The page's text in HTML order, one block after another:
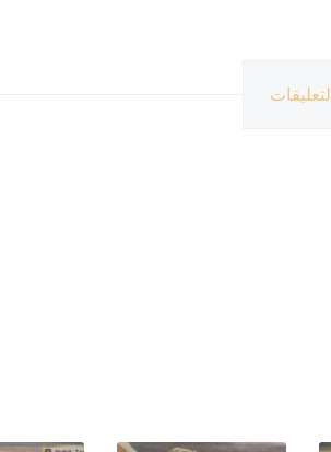
التعليقات